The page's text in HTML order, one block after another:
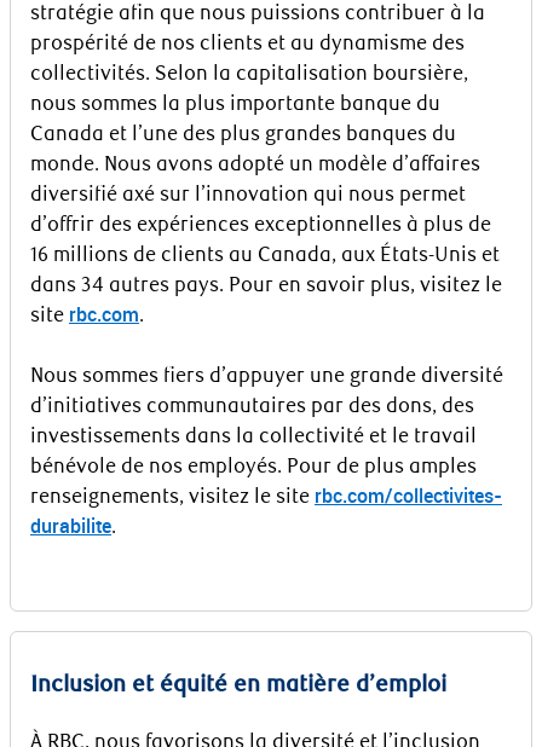
stratégie afin que nous puissions contribuer à la
prospérité de nos clients et au dynamisme des
collectivités. Selon la capitalisation boursière,
nous sommes la plus importante banque du
Canada et l’une des plus grandes banques du
monde. Nous avons adopté un modèle d’affaires
diversifié axé sur l’innovation qui nous permet
d’offrir des expériences exceptionnelles à plus de
16 millions de clients au Canada, aux États-Unis et
dans 34 autres pays. Pour en savoir plus, visitez le
site rbc.com.
Nous sommes fiers d’appuyer une grande diversité
d’initiatives communautaires par des dons, des
investissements dans la collectivité et le travail
bénévole de nos employés. Pour de plus amples
renseignements, visitez le site rbc.com/collectivites-
durabilite.
Inclusion et équité en matière d’emploi